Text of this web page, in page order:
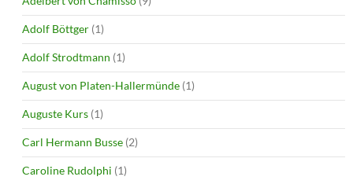
Adolf Böttger (1)
Adolf Strodtmann (1)
August von Platen-Hallermünde (1)
Auguste Kurs (1)
Carl Hermann Busse (2)
Caroline Rudolphi (1)